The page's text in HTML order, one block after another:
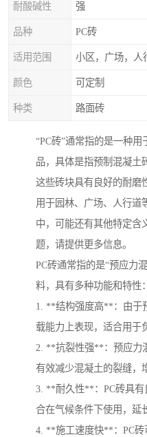
耐酸碱性 强
品种 PC砖
适用范围 小区，广场，人
颜色 可定制
种类 路面砖
“PC砖”通常指的是一种
品，具体是指预制混凝土
这些砖块具有良好的耐磨
用于园林、广场、人行道
中，可能还有其他特定含
题，请提供更多信息。
PC砖通常指的是“预应力
料，具有多种功能和特性：
1. **结构强度高**：由于
载能力上表现，适合用于
2. **抗裂性强**：预应力
有效减少混凝土的裂缝，
3. **耐久性**：PC砖具
合在气候条件下使用，延
4. **施工速度快**：PC